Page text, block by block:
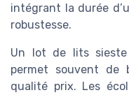
intégrant la durée
robustesse.
Un lot de lits sieste
permet souvent de
qualité prix. Les